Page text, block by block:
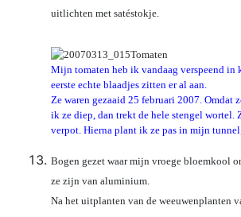
uitlichten met satéstokje.
Mijn tomaten heb ik vandaag verspeend in
eerste echte blaadjes zitten er al aan.
Ze waren gezaaid 25 februari 2007. Omdat
ik ze diep, dan trekt de hele stengel wortel.
verpot. Hierna plant ik ze pas in mijn
Bogen gezet waar mijn vroege bloemkool
ze zijn van aluminium.
Na het uitplanten van de weeuwenplanten